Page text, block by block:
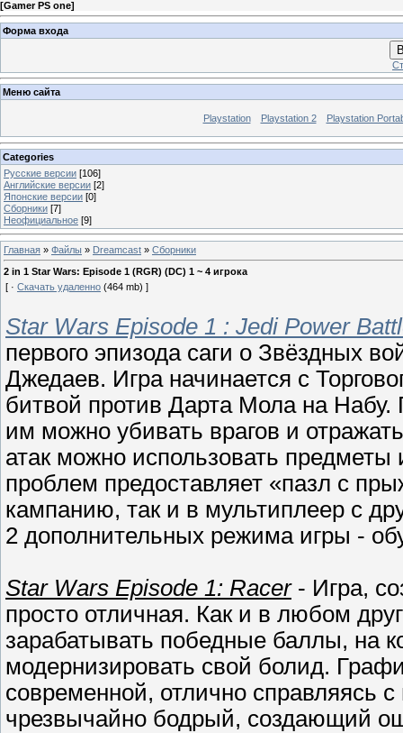
[Gamer PS one]
Форма входа
Меню сайта
Playstation Playstation 2 Playstation
Categories
Русские версии [106]
Английские версии [2]
Японские версии [0]
Сборники [7]
Неофициальное [9]
Главная » Файлы » Dreamcast » Сборники
2 in 1 Star Wars: Episode 1 (RGR) (DC) 1 ~ 4 игрока
[ · Скачать удаленно (464 mb) ]
Star Wars Episode 1 : Jedi Power
первого эпизода саги о Звёздных
Джедаев. Игра начинается с
битвой против Дарта Мола на Набу.
им можно убивать врагов и
атак можно использовать
проблем предоставляет «пазл с
кампанию, так и в мультиплеер с
2 дополнительных режима игры -
Star Wars Episode 1: Racer- Игра,
просто отличная. Как и в любом
зарабатывать победные баллы, на
модернизировать свой болид.
современной, отлично справляясь
чрезвычайно бодрый, создающий